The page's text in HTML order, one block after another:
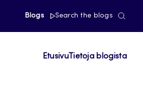
Blogs Search the blogs
EtusivuTietoja blogista